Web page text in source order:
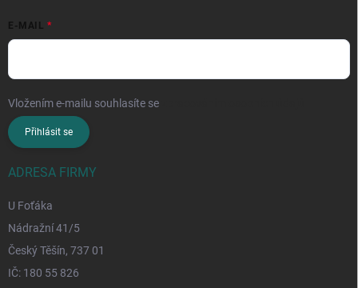
E-MAIL
Vložením e-mailu souhlasíte se
Přihlásit se
ADRESA FIRMY
U Foťáka
Nádražní 41/5
Český Těšín, 737 01
IČ: 180 55 826